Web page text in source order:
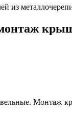
из
Монтаж